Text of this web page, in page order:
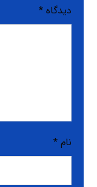
دیدگاه*
نام*